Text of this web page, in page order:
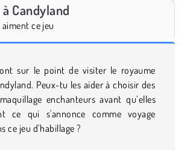
Candyland
ce jeu
sur le point de visiter le royaume
Peux-tu les aider à choisir des
enchanteurs avant qu’elles
ce qui s'annonce comme voyage
ce jeu d’habillage ?